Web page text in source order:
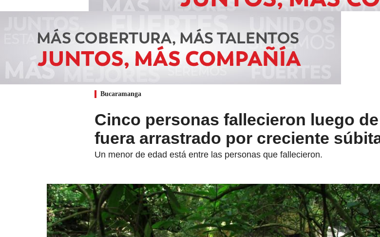
Bucaramanga
Cinco personas fallecieron luego
fuera arrastrado por creciente
Un menor de edad está entre las personas que fallecieron.